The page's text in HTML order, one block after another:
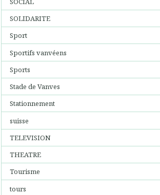
SOLIDARITE
Sport
Sportifs vanvéens
Sports
Stade de Vanves
Stationnement
suisse
TELEVISION
THEATRE
Tourisme
tours